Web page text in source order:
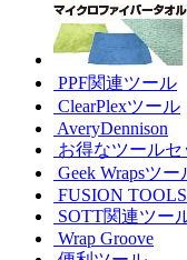
PPF関連ツール
ClearPlexツール
AveryDennison
お得なツールセ
Geek Wrapsツー
FUSION TOOLS
SOTT関連ツー
Wrap Groove